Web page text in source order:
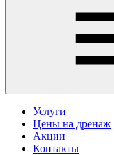
Услуги
Цены на дренаж
Акции
Контакты